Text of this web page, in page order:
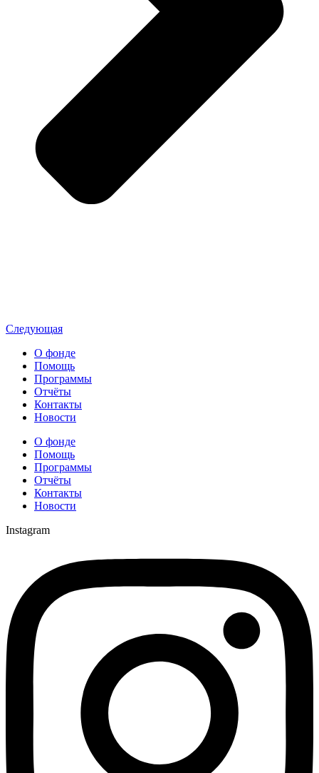
Следующая
О фонде
Помощь
Программы
Отчёты
Контакты
Новости
О фонде
Помощь
Программы
Отчёты
Контакты
Новости
Instagram